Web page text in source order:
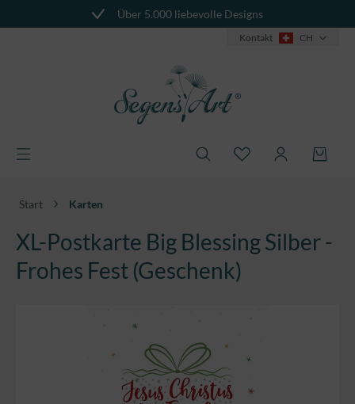
Über 5.000 liebevolle Designs
Kontakt CH
Start Karten
XL-Postkarte Big Blessing Silber -
Frohes Fest (Geschenk)